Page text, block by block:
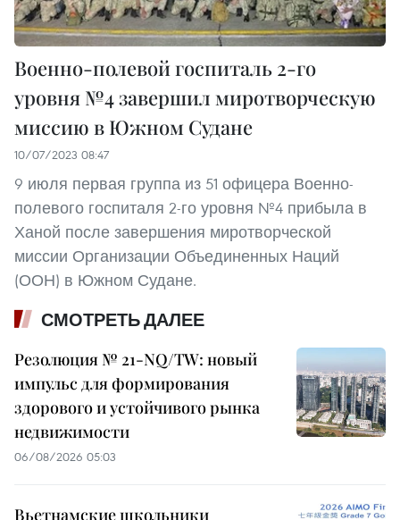
Военно-полевой госпиталь 2-го
уровня №4 завершил миротворческую
миссию в Южном Судане
10/07/2023 08:47
9 июля первая группа из 51 офицера Военно-
полевого госпиталя 2-го уровня №4 прибыла в
Ханой после завершения миротворческой
миссии Организации Объединенных Наций
(ООН) в Южном Судане.
СМОТРЕТЬ ДАЛЕЕ
Резолюция № 21-NQ/TW: новый
импульс для формирования
здорового и устойчивого рынка
недвижимости
06/08/2026 05:03
Вьетнамские школьники